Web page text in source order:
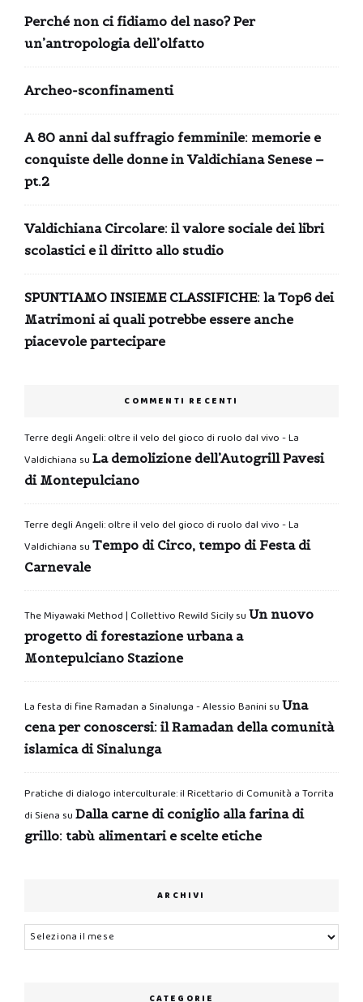
Perché non ci fidiamo del naso? Per
un’antropologia dell’olfatto
Archeo-sconfinamenti
A 80 anni dal suffragio femminile: memorie e
conquiste delle donne in Valdichiana Senese –
pt.2
Valdichiana Circolare: il valore sociale dei libri
scolastici e il diritto allo studio
SPUNTIAMO INSIEME CLASSIFICHE: la Top6 dei
Matrimoni ai quali potrebbe essere anche
piacevole partecipare
COMMENTI RECENTI
Terre degli Angeli: oltre il velo del gioco di ruolo dal vivo - La
Valdichiana su La demolizione dell’Autogrill Pavesi
di Montepulciano
Terre degli Angeli: oltre il velo del gioco di ruolo dal vivo - La
Valdichiana su Tempo di Circo, tempo di Festa di
Carnevale
The Miyawaki Method | Collettivo Rewild Sicilysu Un nuovo
progetto di forestazione urbana a
Montepulciano Stazione
La festa di fine Ramadan a Sinalunga - Alessio Banini su Una
cena per conoscersi: il Ramadan della comunità
islamica di Sinalunga
Pratiche di dialogo interculturale: il Ricettario di Comunità a Torrita
di Siena su Dalla carne di coniglio alla farina di
grillo: tabù alimentari e scelte etiche
ARCHIVI
Archivi
CATEGORIE